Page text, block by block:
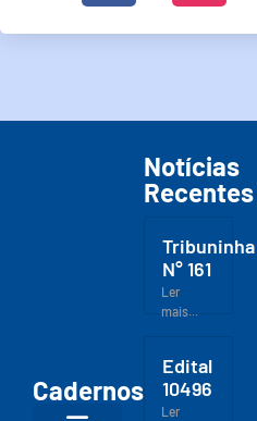
Cadernos
Notícias
Recentes
Tribuninha
N° 161
Ler
mais...
Edital
10496
Ler